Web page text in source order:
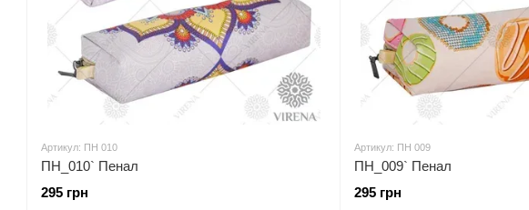
Артикул: ПН 010
ПН_010` Пенал
295 грн
Артикул: ПН 009
ПН_009` Пенал
295 грн